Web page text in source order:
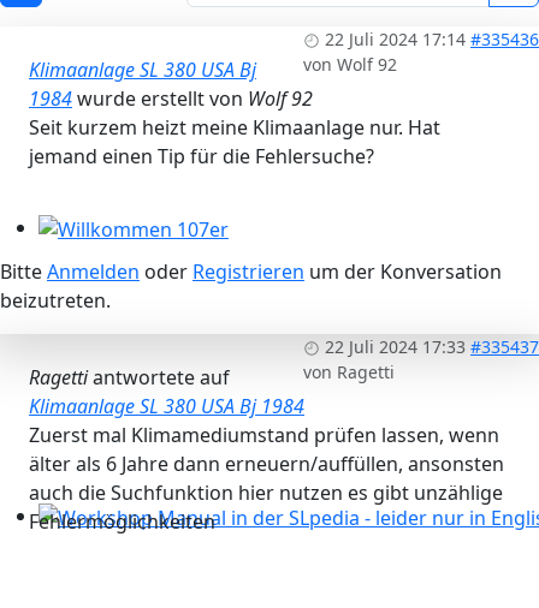
Willkommen 107er
22 Juli 2024 17:14 #335436
von Wolf 92
Klimaanlage SL 380 USA Bj
1984wurde erstellt von Wolf 92
Seit kurzem heizt meine Klimaanlage nur. Hat
jemand einen Tip für die Fehlersuche?
BitteAnmelden oder Registrieren um der Konversation
beizutreten.
22 Juli 2024 17:33 #335437
von Ragetti
Ragettiantwortete auf
Klimaanlage SL 380 USA Bj 1984
Zuerst mal Klimamediumstand prüfen lassen, wenn
älter als 6 Jahre dann erneuern/auffüllen, ansonsten
auch die Suchfunktion hier nutzen es gibt unzählige
Fehlermöglichkeiten